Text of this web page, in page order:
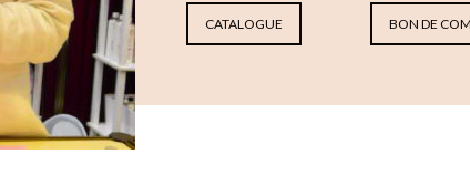
CATALOGUE BON DE